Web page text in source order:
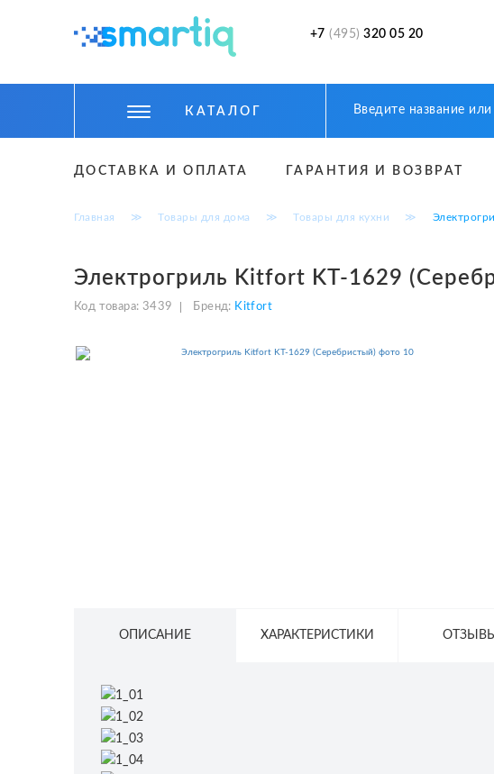
+7 (495) 320 05 20
КАТАЛОГ
ТОВАРЫ ДЛЯ АВТО
ДОСТАВКА И ОПЛАТА ГАРАНТИЯ И ВОЗВРАТ
Главная ≫ Товары для дома ≫ Товары для кухни ≫
Электрогриль Kitfort KT-1629
Код товара: 3439 Бренд: Kitfort
ОПИСАНИЕ ХАРАКТЕРИСТИКИ ОТЗЫВЫ